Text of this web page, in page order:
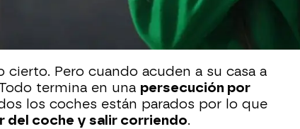
cámaras de seguridad
del anterior
de donde pudieron coger un
que ¡Niyazi lo hizo!
cierto. Pero cuando acuden a su casa a
termina en una persecución por
los coches están parados por lo que
del coche y salir corriendo.